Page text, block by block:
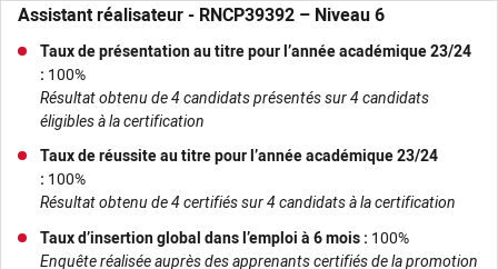
Assistant réalisateur - RNCP39392 – Niveau 6
Taux de présentation au titre pour l’année académique 23/24
: 100%
Résultat obtenu de 4 candidats présentés sur 4 candidats
éligibles à la certification
Taux de réussite au titre pour l’année académique 23/24
: 100%
Résultat obtenu de 4 certifiés sur 4 candidats à la certification
Taux d’insertion global dans l’emploi à 6 mois : 100%
Enquête réalisée auprès des apprenants certifiés de la promotion